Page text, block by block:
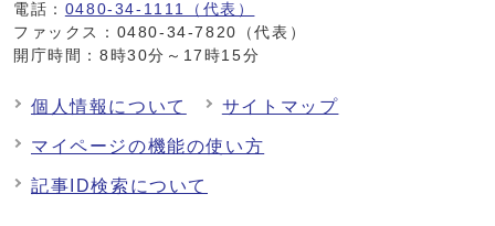
電話： 0480-34-1111（代表）
ファックス：0480-34-7820（代表）
開庁時間：8時30分～17時15分
個人情報について サイトマップ
マイページの機能の使い方
記事ID検索について